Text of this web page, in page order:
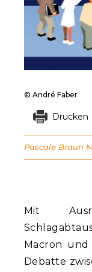
Mit
Macron
Debatte
© André Faber
Drucken
Pascale Braun